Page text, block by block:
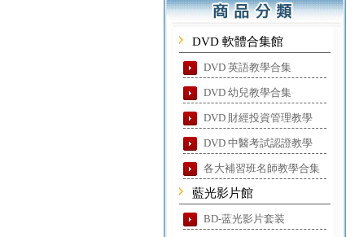
DVD 軟體合集館
DVD 英語教學合集
DVD 幼兒教學合集
DVD 財經投資管理教學
DVD 中醫考試認證教學
各大補習班名師教學合集
藍光影片館
BD-蓝光影片套装